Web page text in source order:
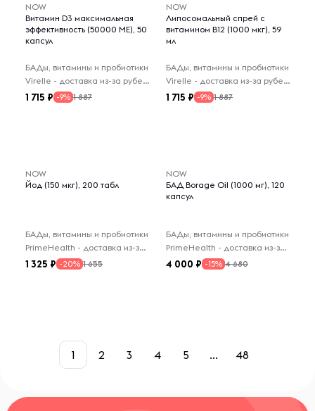
NOW
Витамин D3 максимальная
эффективность (50000 МЕ), 50
капсул
БАДы, витамины и пробиотики
Virelle - доставка из-за рубежа
1 715 -9% 1 887
NOW
Липосомальный спрей с
витамином B12 (1000 мкг), 59
мл
БАДы, витамины и пробиотики
Virelle - доставка из-за рубежа
1 715 -9% 1 887
NOW
Йод (150 мкг), 200 табл
БАДы, витамины и пробиотики
PrimeHealth - доставка из-за рубежа
1 325 -20% 1 655
NOW
БАД Borage Oil (1000 мг), 120
капсул
БАДы, витамины и пробиотики
PrimeHealth - доставка из-за рубежа
4 000 -15% 4 680
1 2 3 4 5 ... 48